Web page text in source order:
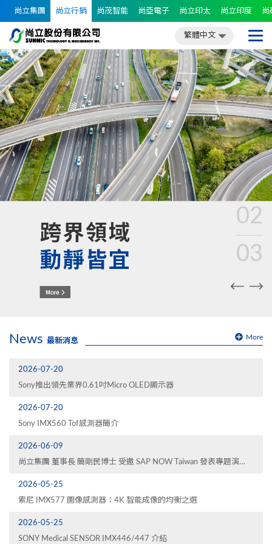
尚立集團 尚立行銷 尚茂智能 尚亞電子 尚立印太 尚立印度 尚
繁體中文
02
03
News 最新消息 More
2026-07-20
Sony推出領先業界0.61吋Micro OLED顯示器
2026-07-20
Sony IMX560 Tof感測器簡介
2026-06-09
尚立集團 董事長 簡剛民博士 受邀 SAP NOW Taiwan 發表專題演
2026-05-25
索尼 IMX577 圖像感測器：4K 智能成像的均衡之選
2026-05-25
SONY Medical SENSOR IMX446/447 介紹